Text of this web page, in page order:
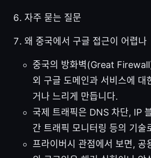
자주 묻는 질문
왜 중국에서 구글 접근이 어렵나
중국의 방화벽(Great
외 구글 도메인과 서비스에 대
거나 느리게 만듭니다.
국제 트래픽은 DNS 차단, IP
간 트래픽 모니터링 등의 기술
프라이버시 관점에서 보면, 공